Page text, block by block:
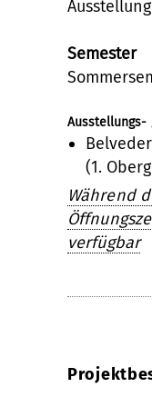
Ausstellung
Semester
Ausstellungs-
(1.
Während
verfügbar